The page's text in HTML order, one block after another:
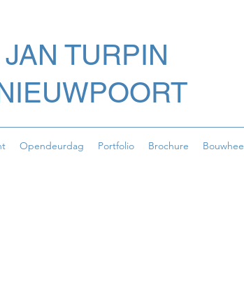
JAN TURPIN
Opendeurdag Portfolio Brochure